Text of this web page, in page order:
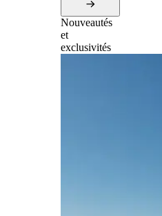
Nouveautés
et
exclusivités